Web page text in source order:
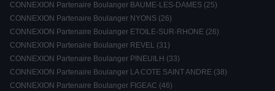
CONNEXION Partenaire Boulanger BAUME-LES-DAMES (25)
CONNEXION Partenaire Boulanger NYONS (26)
CONNEXION Partenaire Boulanger ETOILE-SUR-RHONE (26)
CONNEXION Partenaire Boulanger REVEL (31)
CONNEXION Partenaire Boulanger PINEUILH (33)
CONNEXION Partenaire Boulanger LA COTE SAINT ANDRE (38)
CONNEXION Partenaire Boulanger FIGEAC (46)